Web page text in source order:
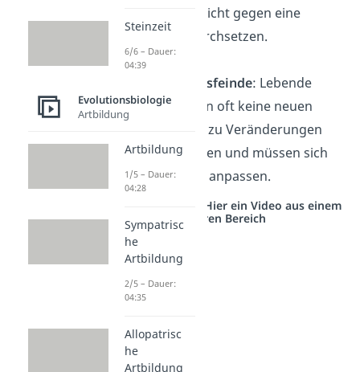
Lebensraum nicht gegen eine
andere Art durchsetzen.
Fehlende Fressfeinde: Lebende
Fossilien haben oft keine neuen
Feinde, die sie zu Veränderungen
zwingen würden und müssen sich
deshalb kaum anpassen.
Studyflix vernetzt: Hier ein Video aus einem
anderen Bereich
Steinzeit
6/6 – Dauer:
04:39
Evolutionsbiologie
Artbildung
Artbildung
1/5 – Dauer:
04:28
Sympatrisc
he
Artbildung
2/5 – Dauer:
04:35
Allopatrisc
he
Artbildung